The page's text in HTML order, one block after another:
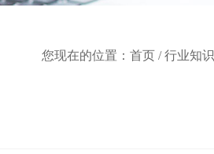
您现在的位置： 首页 /行业知识